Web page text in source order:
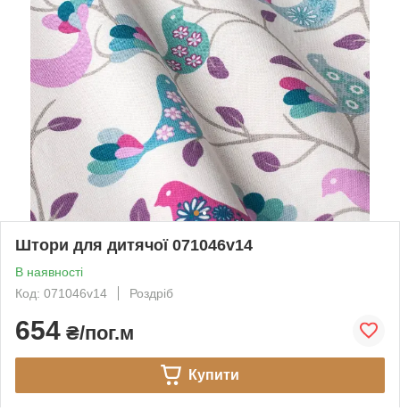
Штори для дитячої 071046v14
В наявності
Код: 071046v14
Роздріб
654 ₴/пог.м
Купити